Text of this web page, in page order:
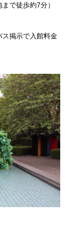
で徒歩約7分）
掲示で入館料金